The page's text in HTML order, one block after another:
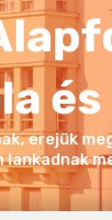
erejük
lankadnak